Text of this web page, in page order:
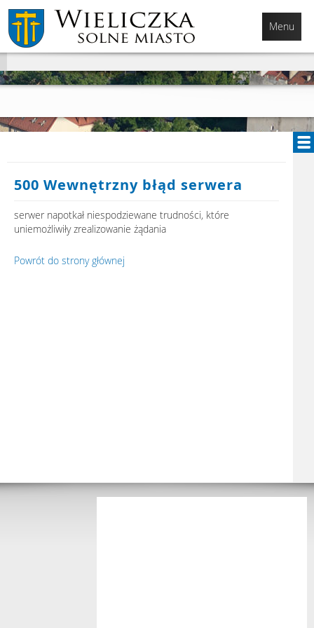
Przejdź
do
głównej
Przejdź
do
menu
Przejdź
do
stopki
Menu
500 Wewnętrzny błąd serwera
serwer napotkał niespodziewane trudności, które
uniemożliwiły zrealizowanie żądania
Powrót do strony głównej